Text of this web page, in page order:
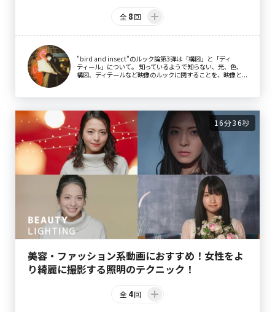
全 8回
"bird and insect"のルック論第3弾は「構図」と「ディ
ティール」について。 知っているようで知らない、光、色、
構図、ディテールなど映像のルックに関することを、映像と...
16分36秒
美容・ファッション系動画におすすめ！女性をよ
り綺麗に撮影する照明のテクニック！
全 4回